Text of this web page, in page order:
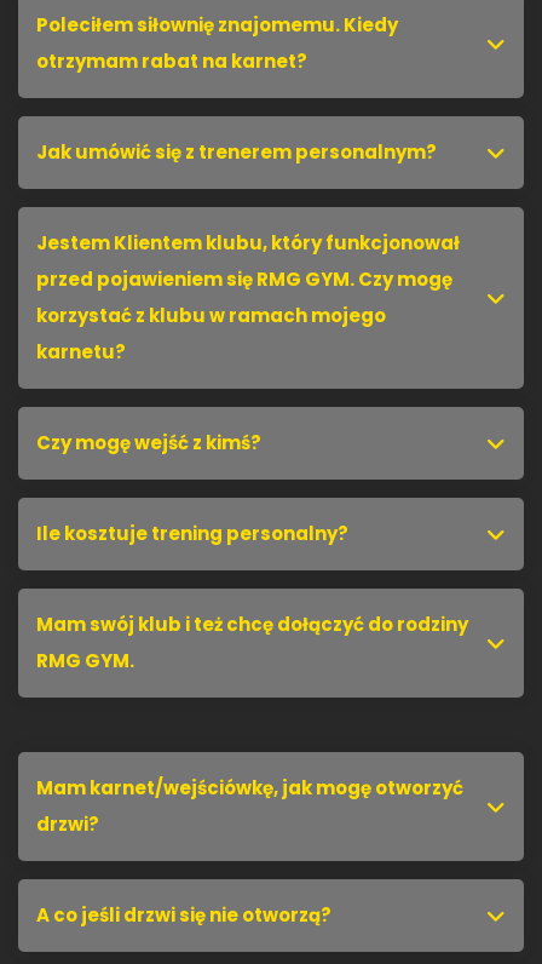
Poleciłem siłownię znajomemu. Kiedy
otrzymam rabat na karnet?
Jak umówić się z trenerem personalnym?
Jestem Klientem klubu, który funkcjonował
przed pojawieniem się RMG GYM. Czy mogę
korzystać z klubu w ramach mojego
karnetu?
Czy mogę wejść z kimś?
Ile kosztuje trening personalny?
Mam swój klub i też chcę dołączyć do rodziny
RMG GYM.
Mam karnet/wejściówkę, jak mogę otworzyć
drzwi?